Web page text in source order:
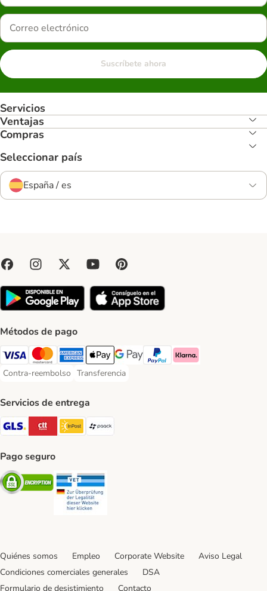
Suscríbete ahora
Servicios
Ventajas
Compras
Seleccionar país
España / es
Métodos de pago
Visa Payment Method
Mastercard Payment Method
American Express Payment Method
Apple Pay Payment Method
Google Pay Payment Method
PayPal Payment Method
Klarna Payment Method
Contra-reembolso
Contra-reembolso Payment Method
Transferencia
Transferencia Payment Method
Servicios de entrega
GLS Shipping Method
CTTExpress Shipping Method
InPost Shipping Method
paack Shipping Method
Pago seguro
Security
Quiénes somos Empleo Corporate Website
Aviso Legal
Condiciones comerciales generales
DSA
Formulario de desistimiento
Contacto